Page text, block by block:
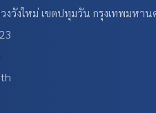
วังใหม่ เขตปทุมวัน กรุงเทพมหาน